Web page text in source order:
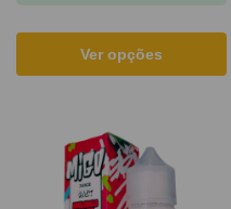
Ver opções